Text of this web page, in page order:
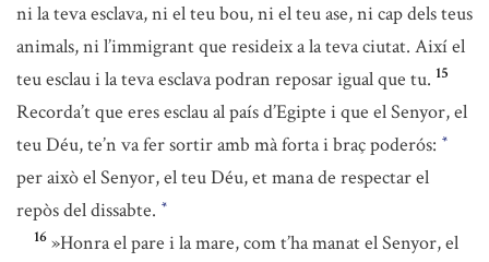
ni la teva esclava, ni el teu bou, ni el teu ase, ni cap dels teus
animals, ni l’immigrant que resideix a la teva ciutat. Així el
teu esclau i la teva esclava podran reposar igual que tu. 15
Recorda’t que eres esclau al país d’Egipte i que el Senyor, el
teu Déu, te’n va fer sortir amb mà forta i braç poderós: *
per això el Senyor, el teu Déu, et mana de respectar el
repòs del dissabte. *
16 »Honra el pare i la mare, com t’ha manat el Senyor, el